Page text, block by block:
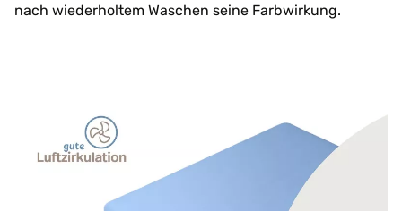
nach wiederholtem Waschen seine Farbwirkung.